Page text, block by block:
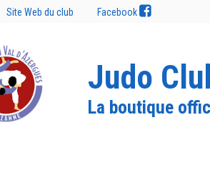
Site Web du club Facebook
Judo
La boutique